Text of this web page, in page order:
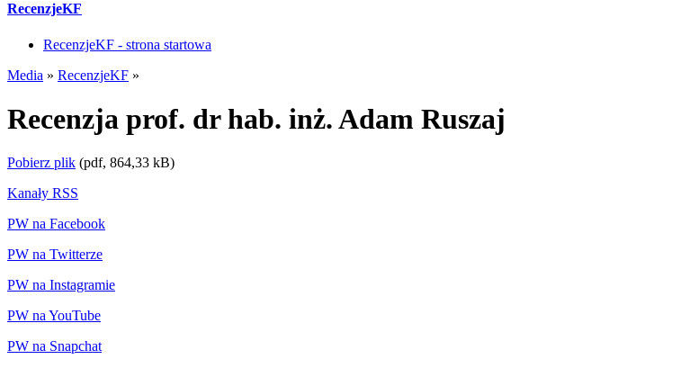
RecenzjeKF
RecenzjeKF - strona startowa
Media » RecenzjeKF »
Recenzja prof. dr hab. inż. Adam Ruszaj
Pobierz plik (pdf, 864,33 kB)
Kanały RSS
PW na Facebook
PW na Twitterze
PW na Instagramie
PW na YouTube
PW na Snapchat